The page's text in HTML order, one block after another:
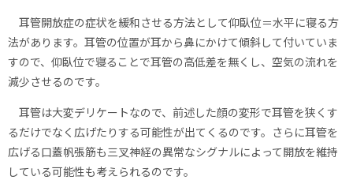
耳管開放症の症状を緩和させる方法として仰臥位＝水平に寝る方
法があります。耳管の位置が耳から鼻にかけて傾斜して付いていま
すので、仰臥位で寝ることで耳管の高低差を無くし、空気の流れを
減少させるのです。
耳管は大変デリケートなので、前述した顔の変形で耳管を狭くす
るだけでなく広げたりする可能性が出てくるのです。さらに耳管を
広げる口蓋帆張筋も三叉神経の異常なシグナルによって開放を維持
している可能性も考えられるのです。